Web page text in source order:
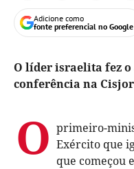
Adicione como
fonte preferencial no Google
O líder israelita fez
conferência na
O primeiro-
Exército que
que começou